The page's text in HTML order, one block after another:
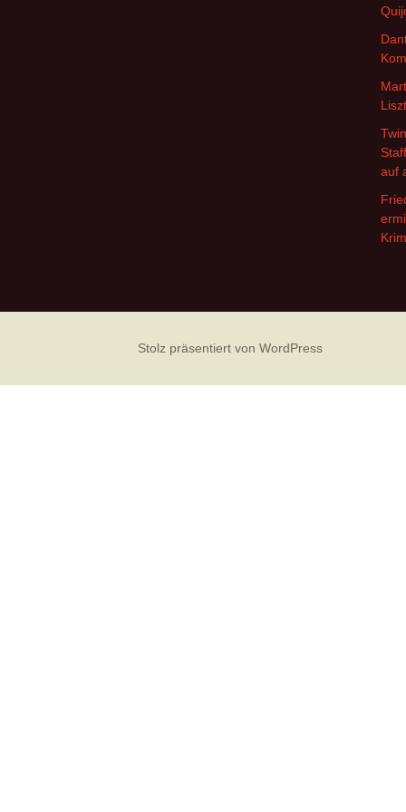
Liszt
auf
Stolz präsentiert von WordPress